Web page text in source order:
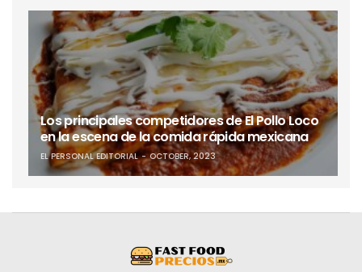
Los principales competidores de El Pollo Loco
en la escena de la comida rápida mexicana
EL PERSONAL EDITORIAL OCTOBER, 2023